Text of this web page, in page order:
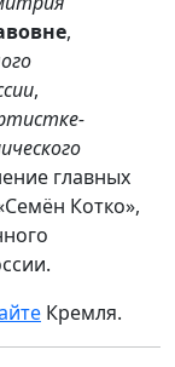
,
,
главных
Котко»,
Кремля.